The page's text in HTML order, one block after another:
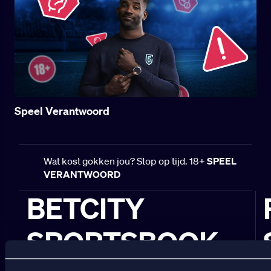
Speel Verantwoord
Wat kost gokken jou? Stop op tijd. 18+ SPEEL
VERANTWOORD
BETCITY
SPORTSBOOK